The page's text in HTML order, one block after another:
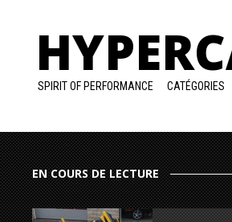
SPIRIT OF PERFORMANCE CATÉGORIES
EN COURS DE LECTURE